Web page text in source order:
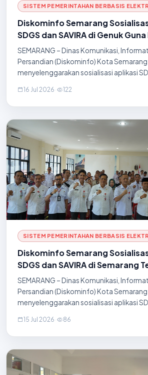
SISTEM PEMERINTAHAN BERBASIS
Diskominfo Semarang
SDGS dan SAVIRA di Genuk
Efisiensi Pelayanan Tingkat
SEMARANG – Dinas Komunikasi,
Persandian (Diskominfo) Kota Semarang
menyelenggarakan sosialisasi aplikasi
Assistant) kepada seluruh pegawai
Kecamatan Genuk. Kegiatan edukasi
memperkuat efisiensi birokrasi di tingkat
pelayanan publik ini dilaksanakan di Aula
pada Kamis (16/7). Pelaks
16 Jul 2026 · 122
SISTEM PEMERINTAHAN BERBASIS
Diskominfo Semarang
SDGS dan SAVIRA di Semarang
Perkuat Pelayanan Prima
SEMARANG – Dinas Komunikasi,
Persandian (Diskominfo) Kota Semarang
menyelenggarakan sosialisasi aplikasi
Assistant) kepada seluruh pegawai
Kecamatan Semarang Tengah.
meningkatkan efisiensi birokrasi di
pelayanan publik ini dilaksanakan di
15 Jul 2026 · 86